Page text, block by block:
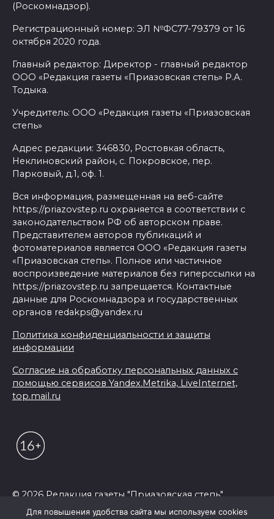
(Роскомнадзор).
Регистрационный номер: ЭЛ №ФС77-79379 от 16
октября 2020 года.
Главный редактор: Директор - главный редактор
ООО «Редакция газеты «Приазовская степь» Р.А.
Тодыка.
Учредитель: ООО «Редакция газеты «Приазовская
степь»
Адрес редакции: 346830, Ростовкая область,
Неклиновский район, с. Покровское, пер.
Парковый, д.1, оф. 1.
Вся информация, размещенная на веб-сайте
https://priazovstep.ru охраняется в соответствии с
законодательством РФ об авторском праве.
Представителем авторов публикаций и
фотоматериалов является ООО «Редакция газеты
«Приазовская степь». Полное или частичное
воспроизведение материалов без гиперссылки на
https://priazovstep.ru запрещается. Контактные
данные для Роскомнадзора и государственных
органов redakps@yandex.ru
Политика конфиденциальности и защиты
информации
Согласие на обработку персональных данных с
помощью сервисов Yandex.Metrika, LiveInternet,
top.mail.ru
© 2026 Редакция газеты "Приазовская степь"
Для повышения удобства сайта мы используем cookies